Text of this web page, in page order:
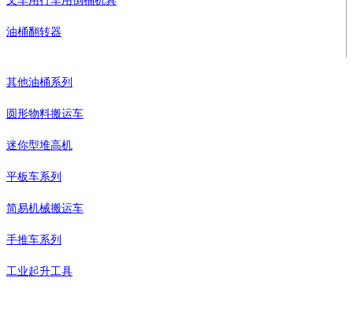
油桶翻转器
其他油桶系列
圆形物料搬运车
迷你型堆高机
平板车系列
简易机械搬运车
手推车系列
工业起升工具